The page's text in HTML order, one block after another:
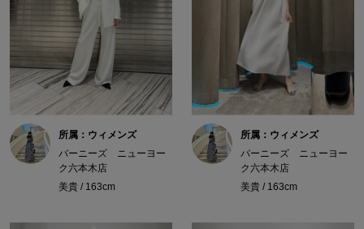
所属：ウィメンズ
バーニーズ ニューヨー
ク六本木店
美貴 / 163cm
所属：ウィメンズ
バーニーズ ニューヨー
ク六本木店
美貴 / 163cm